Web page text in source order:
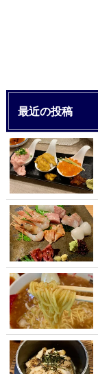
最近の投稿